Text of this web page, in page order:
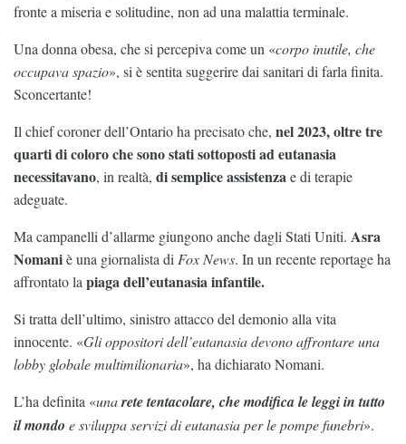
fronte a miseria e solitudine, non ad una malattia terminale.
Una donna obesa, che si percepiva come un «corpo inutile, che
occupava spazio», si è sentita suggerire dai sanitari di farla finita.
Sconcertante!
Il chief coroner dell’Ontario ha precisato che, nel 2023, oltre tre
quarti di coloro che sono stati sottoposti ad eutanasia
necessitavano, in realtà, di semplice assistenzae di terapie
adeguate.
Ma campanelli d’allarme giungono anche dagli Stati Uniti. Asra
Nomaniè una giornalista di Fox News. In un recente reportage ha
affrontato la piaga dell’eutanasia infantile.
Si tratta dell’ultimo, sinistro attacco del demonio alla vita
innocente. «Gli oppositori dell’eutanasia devono affrontare una
lobby globale multimilionaria», ha dichiarato Nomani.
L’ha definita «unarete tentacolare, che modifica le leggi in tutto
il mondo e sviluppa servizi di eutanasia per le pompe funebri».